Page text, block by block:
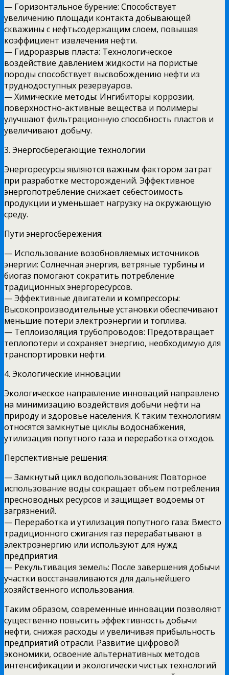
— Горизонтальное бурение: Способствует
увеличению площади контакта добывающей
скважины с нефтьсодержащим слоем, повышая
коэффициент извлечения нефти.
— Гидроразрыв пласта: Технологическое
воздействие давлением жидкости на пористые
породы способствует высвобождению нефти из
труднодоступных резервуаров.
— Химические методы: Ингибиторы коррозии,
поверхностно-активные вещества и полимеры
улучшают фильтрационную способность пластов и
увеличивают добычу.
3. Энергосберегающие технологии
Энергоресурсы являются важным фактором затрат
при разработке месторождений. Эффективное
энергопотребление снижает себестоимость
продукции и уменьшает нагрузку на окружающую
среду.
Пути энергосбережения:
— Использование возобновляемых источников
энергии: Солнечная энергия, ветряные турбины и
биогаз помогают сократить потребление
традиционных энергоресурсов.
— Эффективные двигатели и компрессоры:
Высокопроизводительные установки обеспечивают
меньшие потери электроэнергии и топлива.
— Теплоизоляция трубопроводов: Предотвращает
теплопотери и сохраняет энергию, необходимую для
транспортировки нефти.
4. Экологические инновации
Экологическое направление инноваций направлено
на минимизацию воздействия добычи нефти на
природу и здоровье населения. К таким технологиям
относятся замкнутые циклы водоснабжения,
утилизация попутного газа и переработка отходов.
Перспективные решения:
— Замкнутый цикл водопользования: Повторное
использование воды сокращает объем потребления
пресноводных ресурсов и защищает водоемы от
загрязнений.
— Переработка и утилизация попутного газа: Вместо
традиционного сжигания газ перерабатывают в
электроэнергию или используют для нужд
предприятия.
— Рекультивация земель: После завершения добычи
участки восстанавливаются для дальнейшего
хозяйственного использования.
Таким образом, современные инновации позволяют
существенно повысить эффективность добычи
нефти, снижая расходы и увеличивая прибыльность
предприятий отрасли. Развитие цифровой
экономики, освоение альтернативных методов
интенсификации и экологически чистых технологий